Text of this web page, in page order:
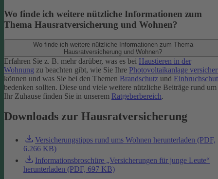
Wo finde ich weitere nützliche Informationen zum
Thema Hausratversicherung und Wohnen?
Wo finde ich weitere nützliche Informationen zum Thema
Hausratversicherung und Wohnen?
Erfahren Sie z. B. mehr darüber, was es bei Haustieren in der
Wohnung zu beachten gibt, wie Sie Ihre Photovoltaikanlage
können und was Sie bei den Themen Brandschutz und
bedenken sollten. Diese und viele weitere nützliche Beiträge rund um
Ihr Zuhause finden Sie in unserem Ratgeberbereich.
Downloads zur Hausratversicherung
Versicherungstipps rund ums Wohnen herunterladen (PDF,
6.266 KB)
Informationsbroschüre „Versicherungen für junge Leute“
herunterladen (PDF, 697 KB)